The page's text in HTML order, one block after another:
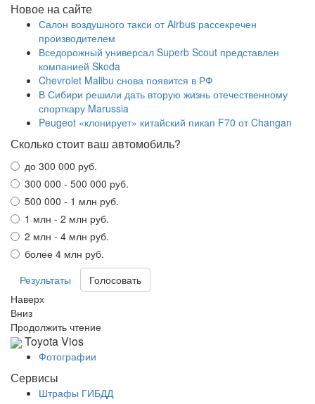
Новое на сайте
Салон воздушного такси от Airbus рассекречен
производителем
Вседорожный универсал Superb Scout представлен
компанией Skoda
Chevrolet Malibu снова появится в РФ
В Сибири решили дать вторую жизнь отечественному
спорткару Marussia
Peugeot «клонирует» китайский пикап F70 от Changan
Сколько стоит ваш автомобиль?
до 300 000 руб.
300 000 - 500 000 руб.
500 000 - 1 млн руб.
1 млн - 2 млн руб.
2 млн - 4 млн руб.
более 4 млн руб.
Результаты
Наверх
Вниз
Продолжить чтение
Toyota Vios
Фотографии
Сервисы
Штрафы ГИБДД